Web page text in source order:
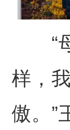
“母
样，
傲。”